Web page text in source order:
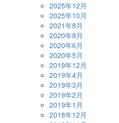
2025年12月
2025年10月
2021年8月
2020年8月
2020年6月
2020年5月
2019年12月
2019年4月
2019年3月
2019年2月
2019年1月
2018年12月